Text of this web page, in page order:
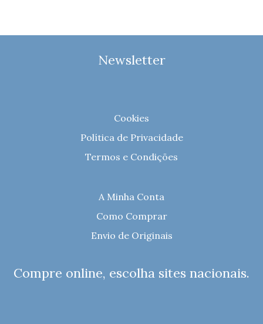
Newsletter
Cookies
Política de Privacidade
Termos e Condições
A Minha Conta
Como Comprar
Envio de Originais
Compre online, escolha sites nacionais.